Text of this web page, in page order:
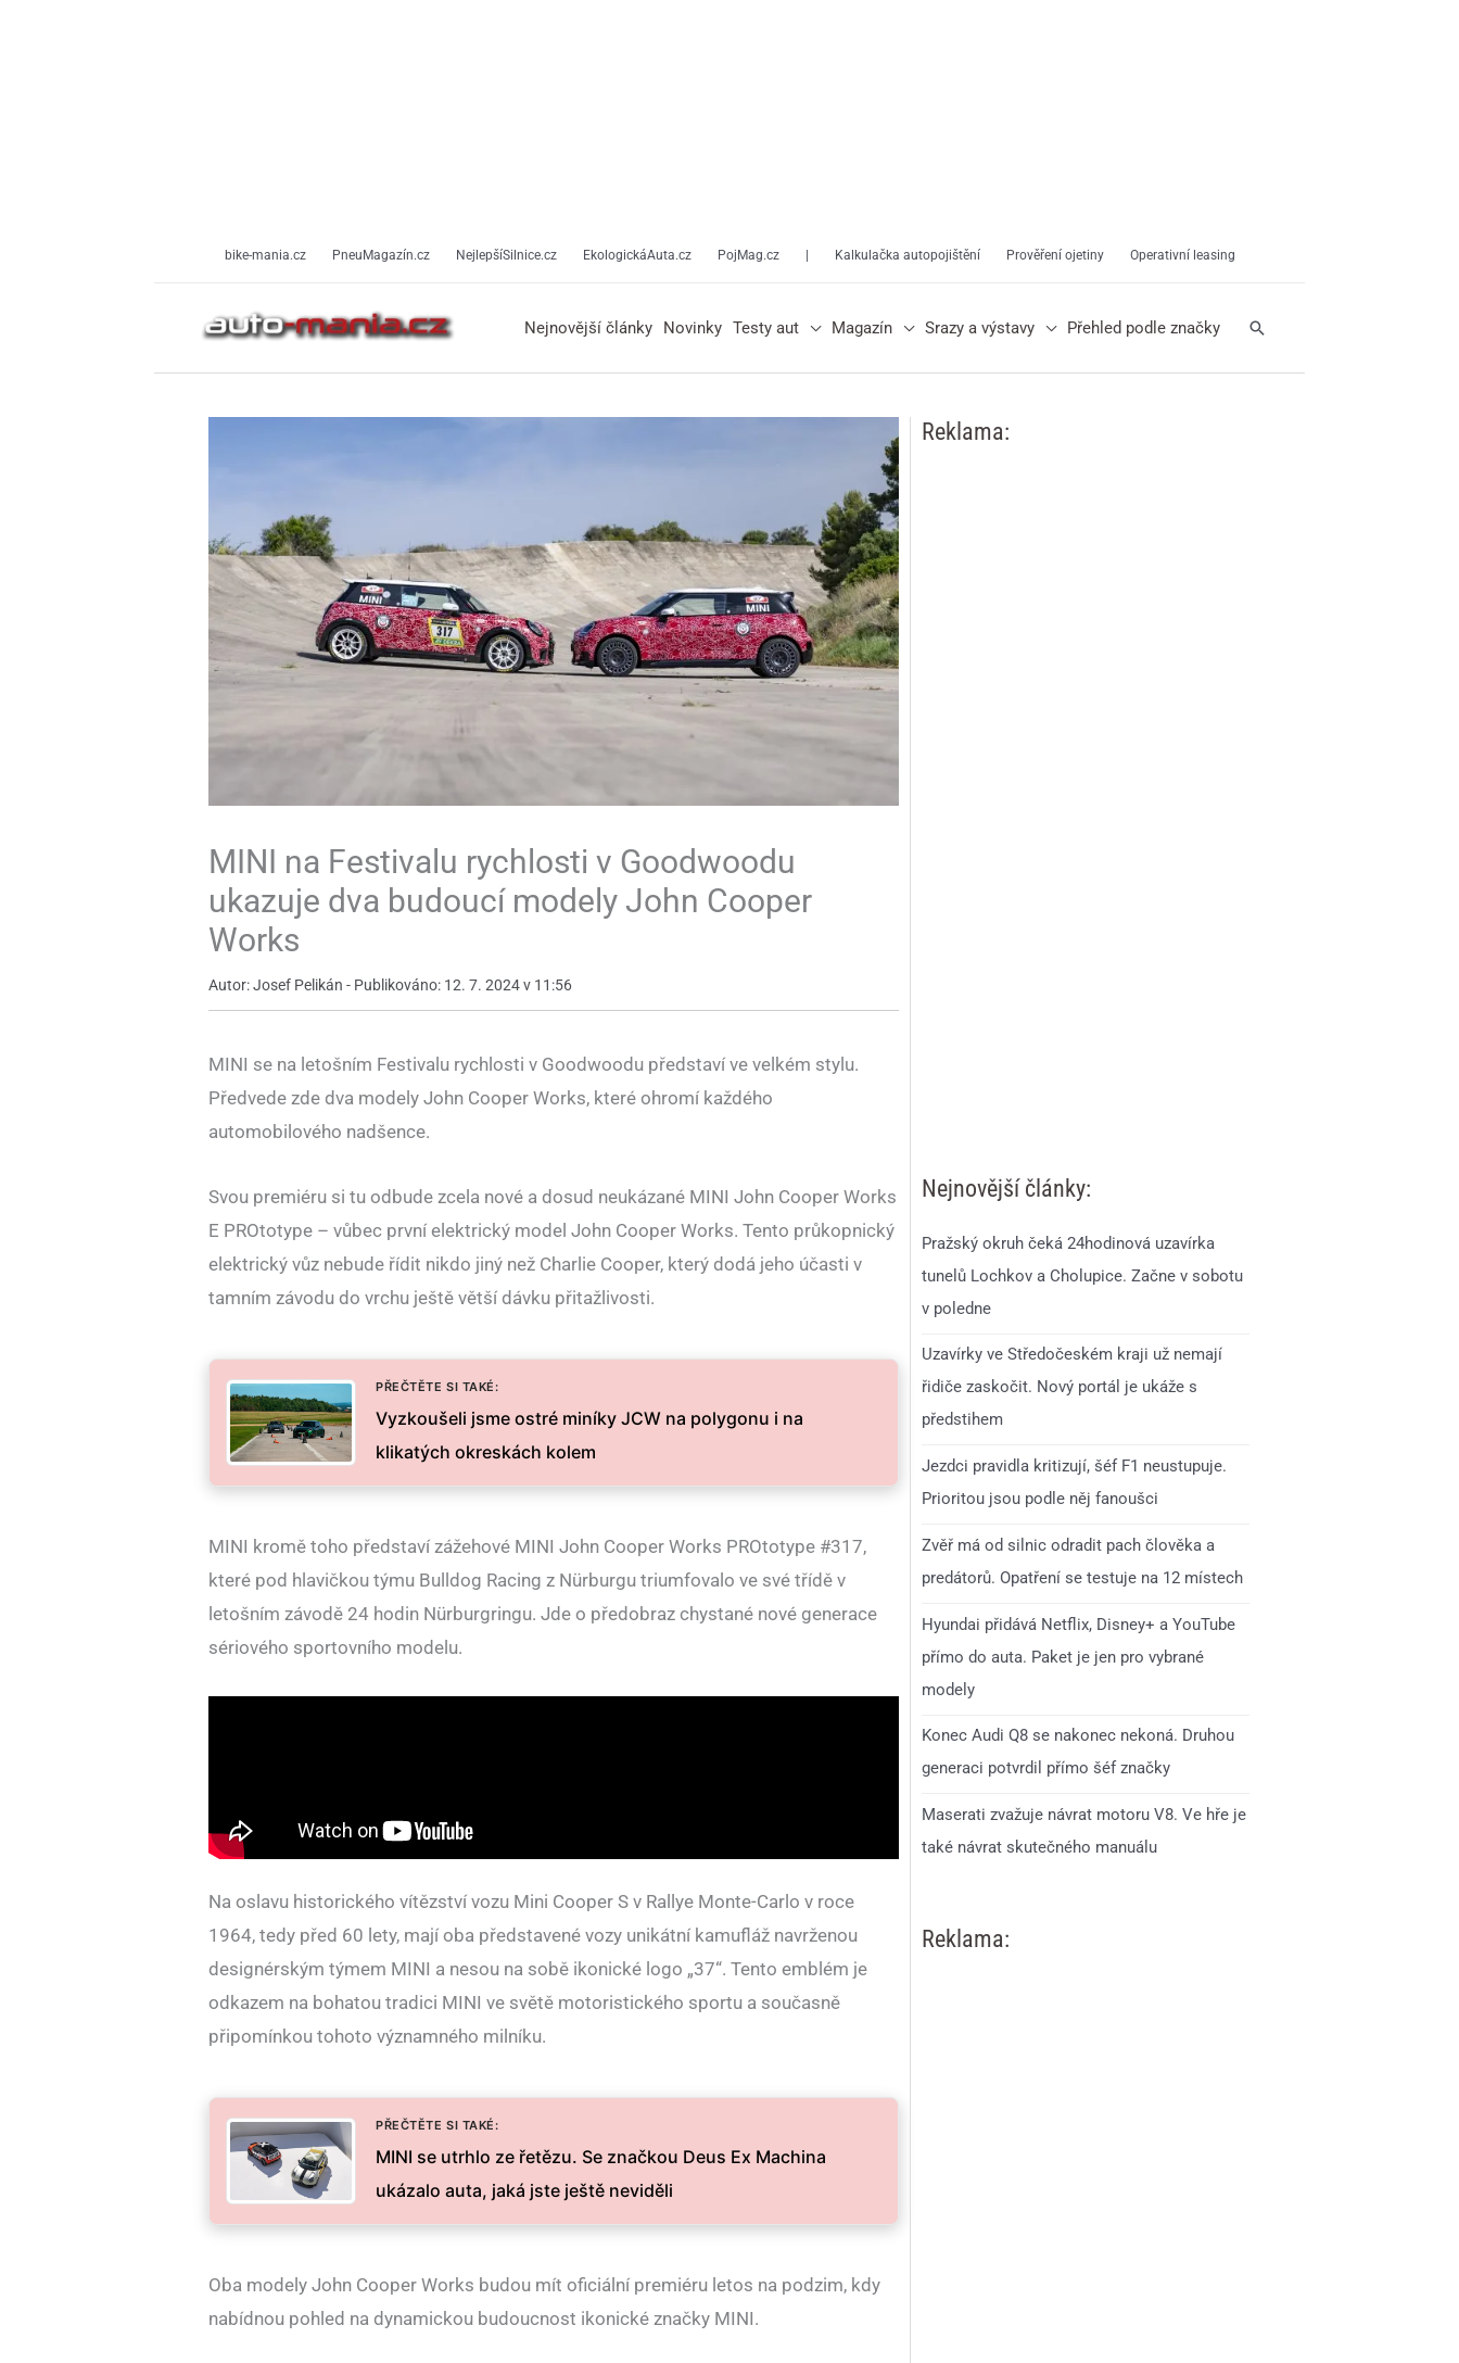
bike-mania.cz PneuMagazín.cz NejlepšíSilnice.cz EkologickáAuta.cz PojMag.cz Kalkulačka autopojištění Prověření ojetiny Operativní leasing
Nejnovější články Novinky Testy aut Magazín Srazy a výstavy Přehled podle značky Hledat
MINI na Festivalu rychlosti v Goodwoodu
ukazuje dva budoucí modely John Cooper
Works
Autor: Josef Pelikán - Publikováno: 12. 7. 2024 v 11:56
MINI se na letošním Festivalu rychlosti v Goodwoodu představí ve velkém stylu.
Předvede zde dva modely John Cooper Works, které ohromí každého
automobilového nadšence.
Svou premiéru si tu odbude zcela nové a dosud neukázané MINI John Cooper Works
E PROtotype – vůbec první elektrický model John Cooper Works. Tento průkopnický
elektrický vůz nebude řídit nikdo jiný než Charlie Cooper, který dodá jeho účasti v
tamním závodu do vrchu ještě větší dávku přitažlivosti.
PŘEČTĚTE SI TAKÉ:
Vyzkoušeli jsme ostré miníky JCW na polygonu i na
klikatých okreskách kolem
MINI kromě toho představí zážehové MINI John Cooper Works PROtotype #317,
které pod hlavičkou týmu Bulldog Racing z Nürburgu triumfovalo ve své třídě v
letošním závodě 24 hodin Nürburgringu. Jde o předobraz chystané nové generace
sériového sportovního modelu.
Na oslavu historického vítězství vozu Mini Cooper S v Rallye Monte-Carlo v roce
1964, tedy před 60 lety, mají oba představené vozy unikátní kamufláž navrženou
designérským týmem MINI a nesou na sobě ikonické logo „37“. Tento emblém je
odkazem na bohatou tradici MINI ve světě motoristického sportu a současně
připomínkou tohoto významného milníku.
PŘEČTĚTE SI TAKÉ:
MINI se utrhlo ze řetězu. Se značkou Deus Ex Machina
ukázalo auta, jaká jste ještě neviděli
Oba modely John Cooper Works budou mít oficiální premiéru letos na podzim, kdy
nabídnou pohled na dynamickou budoucnost ikonické značky MINI.
Reklama:
Nejnovější články:
Pražský okruh čeká 24hodinová uzavírka
tunelů Lochkov a Cholupice. Začne v sobotu
v poledne
Uzavírky ve Středočeském kraji už nemají
řidiče zaskočit. Nový portál je ukáže s
předstihem
Jezdci pravidla kritizují, šéf F1 neustupuje.
Prioritou jsou podle něj fanoušci
Zvěř má od silnic odradit pach člověka a
predátorů. Opatření se testuje na 12 místech
Hyundai přidává Netflix, Disney+ a YouTube
přímo do auta. Paket je jen pro vybrané
modely
Konec Audi Q8 se nakonec nekoná. Druhou
generaci potvrdil přímo šéf značky
Maserati zvažuje návrat motoru V8. Ve hře je
také návrat skutečného manuálu
Reklama: